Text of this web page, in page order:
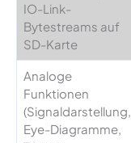
IO-Link-
Bytestreams auf
SD-Karte
Analoge
Funktionen
(Signaldarstellung,
Eye-Diagramme,